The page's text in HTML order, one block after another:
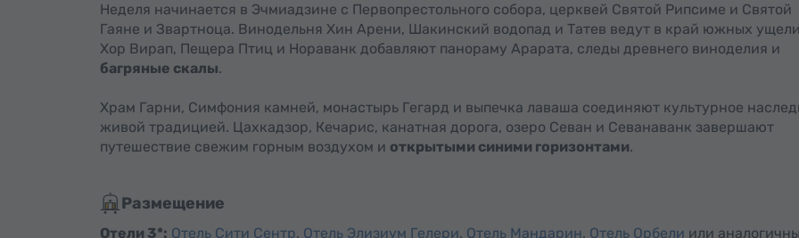
Неделя начинается в Эчмиадзине с Первопрестольного собора, церквей Святой Рипсиме и Святой
Гаяне и Звартноца. Винодельня Хин Арени, Шакинский водопад и Татев ведут в край южных
Хор Вирап, Пещера Птиц и Нораванк добавляют панораму Арарата, следы древнего виноделия и
багряные скалы.
Храм Гарни, Симфония камней, монастырь Гегард и выпечка лаваша соединяют культурное
живой традицией. Цахкадзор, Кечарис, канатная дорога, озеро Севан и Севанаванк завершают
путешествие свежим горным воздухом и открытыми синими горизонтами.
Размещение
Отели 3*: Отель Сити Сентр, Отель Элизиум Гелери, Отель Мандарин, Отель Орбели или